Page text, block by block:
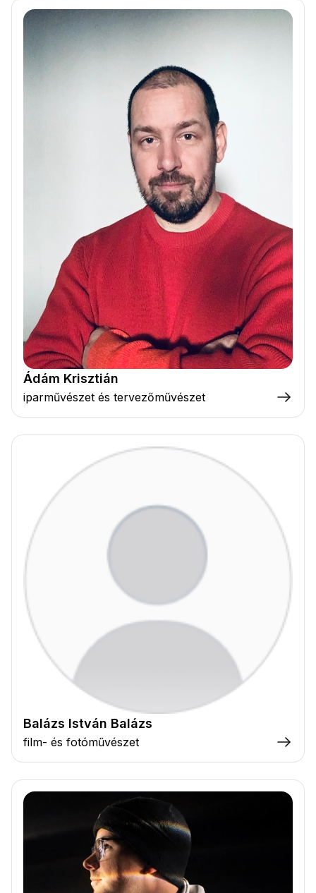
Ádám Krisztián
iparművészet és tervezőművészet
Balázs István Balázs
film- és fotóművészet